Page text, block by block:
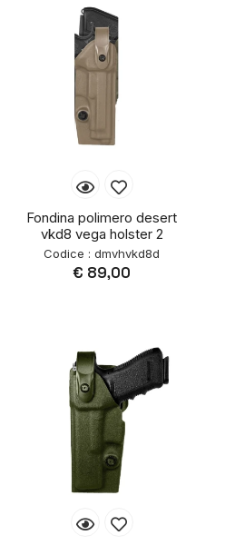
Fondina polimero desert
vkd8 vega holster 2
Codice : dmvhvkd8d
€ 89,00